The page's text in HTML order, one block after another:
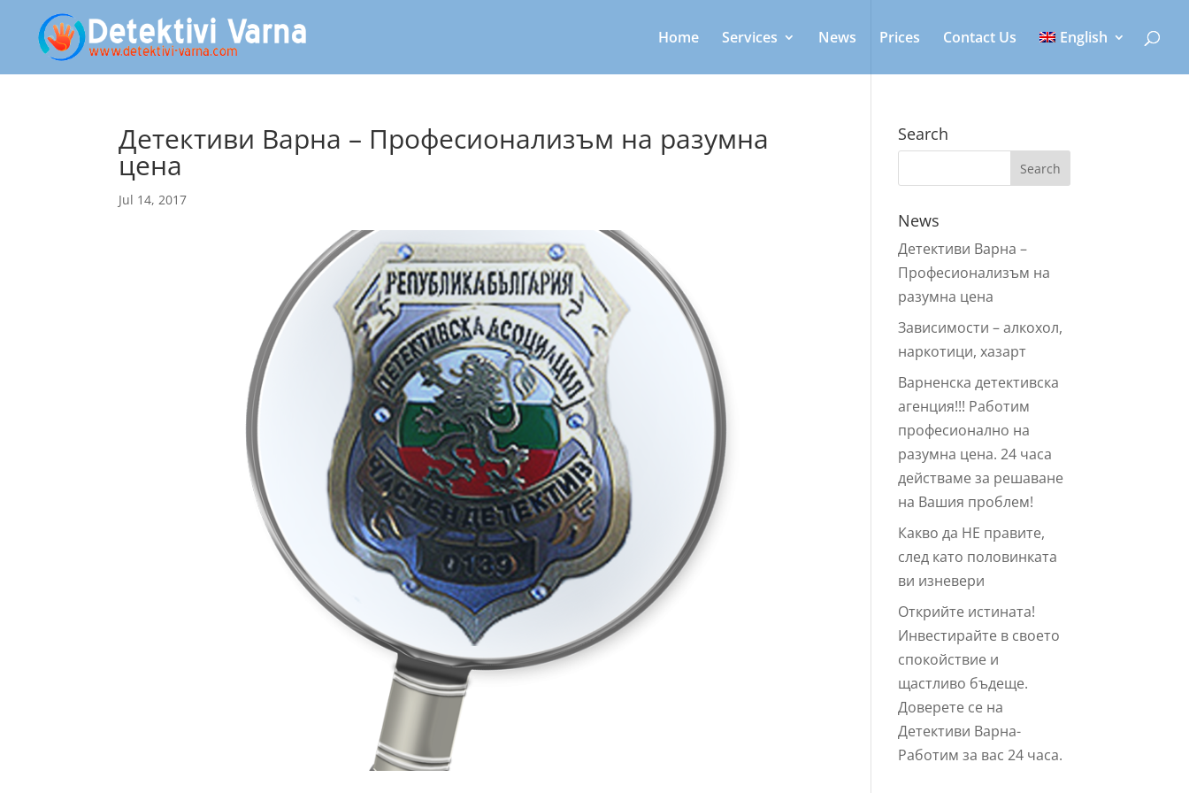
Home Services News Prices Contact Us English
Детективи Варна – Профeсионализъм на разумна
цена
Jul 14, 2017
Search
News
Детективи Варна –
Профeсионализъм на
разумна цена
Зависимости – алкохол,
наркотици, хазарт
Варненска детективска
агенция!!! Работим
професионално на
разумна цена. 24 часа
действаме за решаване
на Вашия проблем!
Какво да НЕ правите,
след като половинката
ви изневери
Открийте истината!
Инвестирайте в своето
спокойствие и
щастливо бъдеще.
Доверете се на
Детективи Варна-
Работим за вас 24 часа.